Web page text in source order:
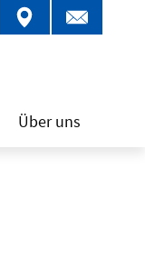
Über uns